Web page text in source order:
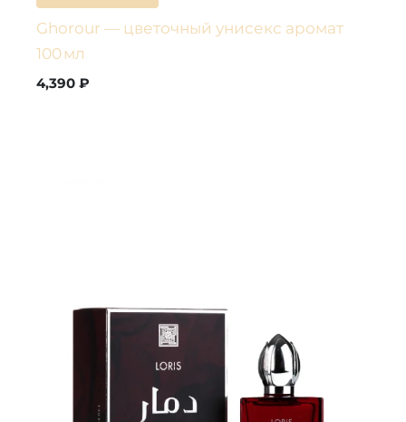
Ghorour — цветочный унисекс аромат
100 мл
4,390₽